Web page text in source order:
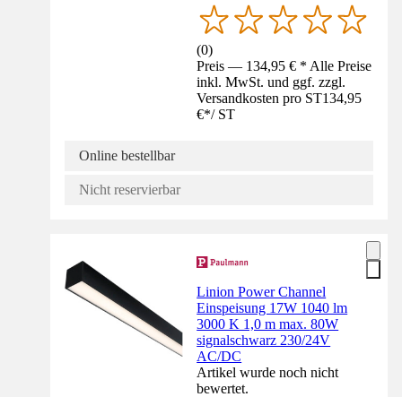
(0)
Preis — 134,95 € * Alle Preise
inkl. MwSt. und ggf. zzgl.
Versandkosten pro ST134,95
€*/ ST
Online bestellbar
Nicht reservierbar
Linion Power Channel
Einspeisung 17W 1040 lm
3000 K 1,0 m max. 80W
signalschwarz 230/24V
AC/DC
Artikel wurde noch nicht
bewertet.